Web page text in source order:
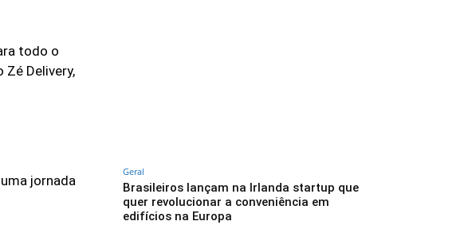
todo o
Delivery,
jornada
Geral
Brasileiros lançam na Irlanda startup que
quer revolucionar a conveniência em
edifícios na Europa